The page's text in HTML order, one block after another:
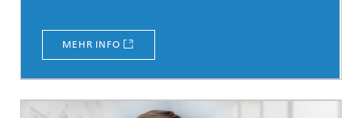
MEHR INFO